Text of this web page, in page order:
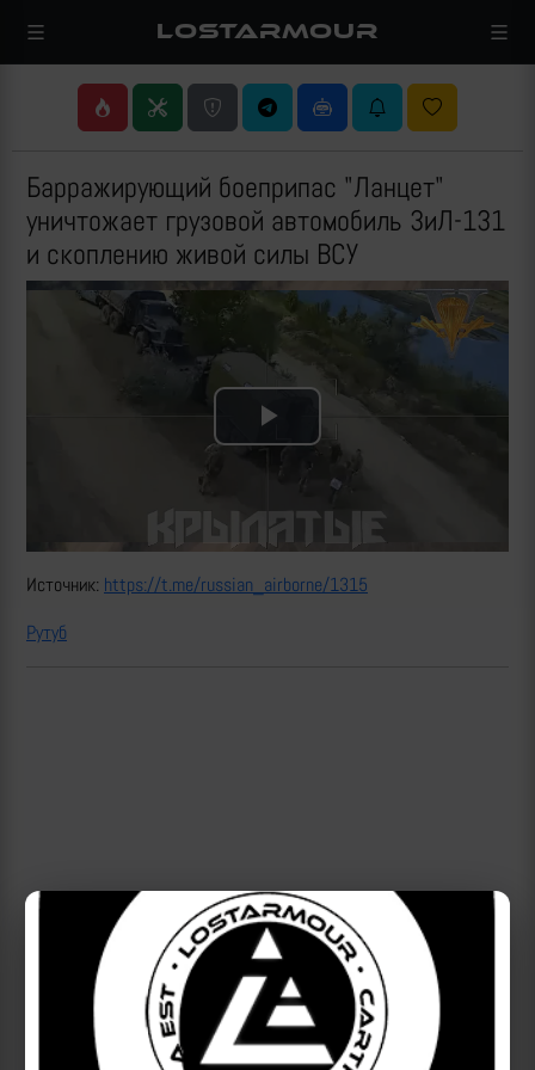
LOSTARMOUR
Барражирующий боеприпас "Ланцет"
уничтожает грузовой автомобиль ЗиЛ-131
и скоплению живой силы ВСУ
Play
Video
Источник: https://t.me/russian_airborne/1315
Рутуб